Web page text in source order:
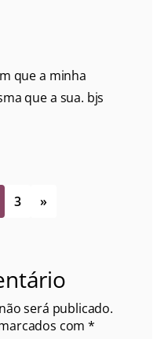
que a minha
que a sua. bjs
3 »
será publicado.
com*